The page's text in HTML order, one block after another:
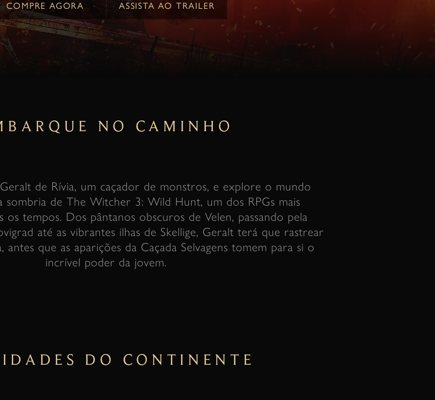
COMPRE AGORA ASSISTA AO TRAILER
NO CAMINHO
de Rívia, um caçador de monstros, e explore o mundo
sombria de The Witcher 3: Wild Hunt, um dos RPGs mais
os tempos. Dos pântanos obscuros de Velen, passando pela
até as vibrantes ilhas de Skellige, Geralt terá que rastrear
antes que as aparições da Caçada Selvagens tomem para si o
incrível poder da jovem.
DO CONTINENTE